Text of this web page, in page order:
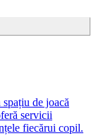
de joacă
servicii
fiecărui copil.